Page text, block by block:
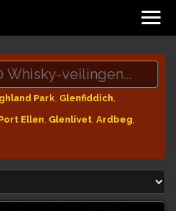
Park, Glenfiddich,
Ellen, Glenlivet, Ardbeg,